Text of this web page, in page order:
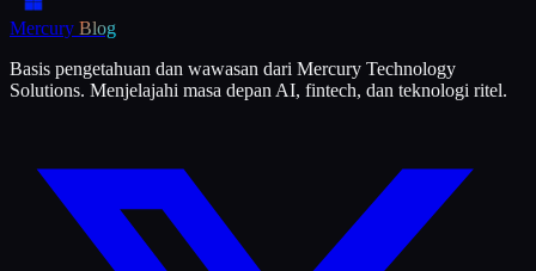
Mercury Blog
Basis pengetahuan dan wawasan dari Mercury Technology
Solutions. Menjelajahi masa depan AI, fintech, dan teknologi ritel.